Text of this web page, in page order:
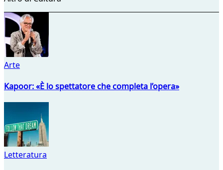
Arte
Kapoor: «È lo spettatore che completa l’opera»
Letteratura